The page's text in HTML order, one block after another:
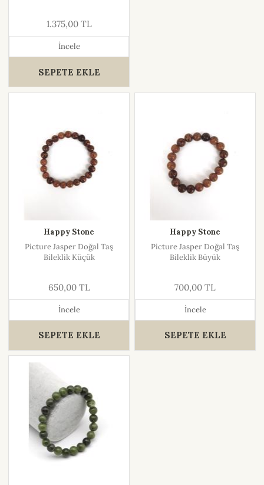
1.375,00 TL
İncele
SEPETE EKLE
Happy Stone
Picture Jasper Doğal Taş
Bileklik Küçük
650,00 TL
İncele
SEPETE EKLE
Happy Stone
Picture Jasper Doğal Taş
Bileklik Büyük
700,00 TL
İncele
SEPETE EKLE